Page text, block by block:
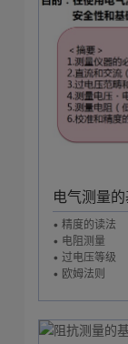
电气测量
• 精度的读法
• 电阻测量
• 过电压等级
• 欧姆法则